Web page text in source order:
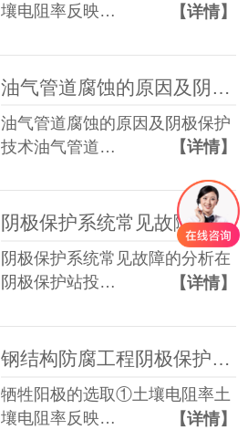
壤电阻率反映…
【详情】
油气管道腐蚀的原因及阴极保护技术
油气管道腐蚀的原因及阴极保护
技术油气管道…
【详情】
阴极保护系统常见故障的分析 ​​
阴极保护系统常见故障的分析在
阴极保护站投…
【详情】
钢结构防腐工程阴极保护牺牲阳极
牺牲阳极的选取①土壤电阻率土
壤电阻率反映…
【详情】